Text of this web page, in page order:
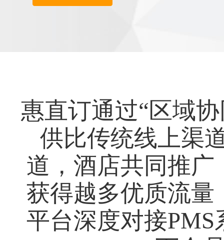
惠直订通过“区域
供比传统线上渠
道，酒店共同推
获得越多优质流量
平台深度对接